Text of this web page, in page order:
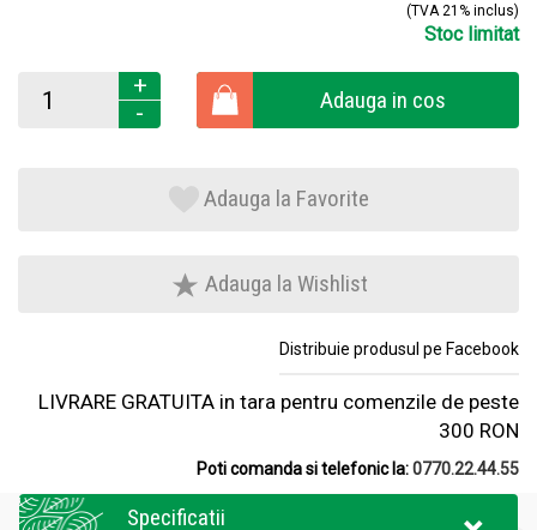
(TVA 21% inclus)
Stoc limitat
+
-
Adauga in cos
Adauga la Favorite
Adauga la Wishlist
Distribuie produsul pe Facebook
LIVRARE GRATUITA in tara pentru comenzile de peste
300 RON
Poti comanda si telefonic la:0770.22.44.55
Specificatii